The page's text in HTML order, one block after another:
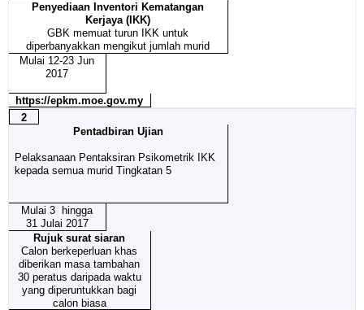
Penyediaan Inventori Kematangan
Kerjaya (IKK)
GBK memuat turun IKK untuk
diperbanyakkan mengikut jumlah murid
Mulai 12-23 Jun
2017
https://epkm.moe.gov.my
2
Pentadbiran Ujian
Pelaksanaan Pentaksiran Psikometrik IKK
kepada semua murid Tingkatan 5
Mulai 3 hingga
31 Julai 2017
Rujuk surat siaran
Calon berkeperluan khas
diberikan masa tambahan
30 peratus daripada waktu
yang diperuntukkan bagi
calon biasa